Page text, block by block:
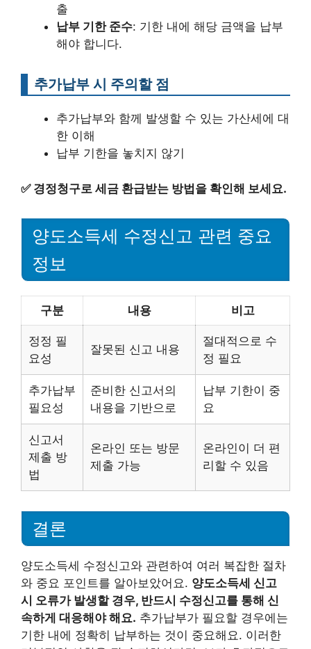
출
납부 기한 준수: 기한 내에 해당 금액을 납부
해야 합니다.
추가납부 시 주의할 점
추가납부와 함께 발생할 수 있는 가산세에 대
한 이해
납부 기한을 놓치지 않기
✅ 경정청구로 세금 환급받는 방법을 확인해 보세요.
양도소득세 수정신고 관련 중요
정보
구분 내용 비고
정정 필
요성
잘못된 신고 내용
절대적으로 수
정 필요
추가납부
필요성
준비한 신고서의
내용을 기반으로
납부 기한이 중
요
신고서
제출 방
법
온라인 또는 방문
제출 가능
온라인이 더 편
리할 수 있음
결론
양도소득세 수정신고와 관련하여 여러 복잡한 절차
와 중요 포인트를 알아보았어요. 양도소득세 신고
시 오류가 발생할 경우, 반드시 수정신고를 통해 신
속하게 대응해야 해요. 추가납부가 필요할 경우에는
기한 내에 정확히 납부하는 것이 중요해요. 이러한